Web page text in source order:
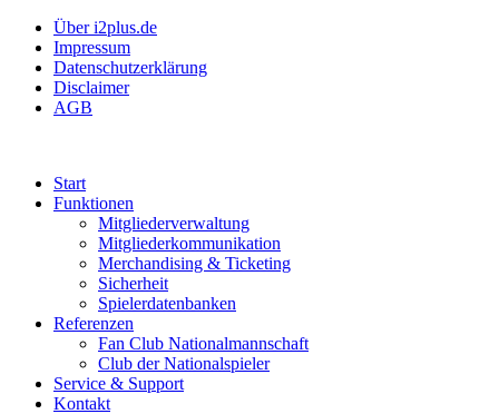
Über i2plus.de
Impressum
Datenschutzerklärung
Disclaimer
AGB
Start
Funktionen
Mitgliederverwaltung
Mitgliederkommunikation
Merchandising & Ticketing
Sicherheit
Spielerdatenbanken
Referenzen
Fan Club Nationalmannschaft
Club der Nationalspieler
Service & Support
Kontakt